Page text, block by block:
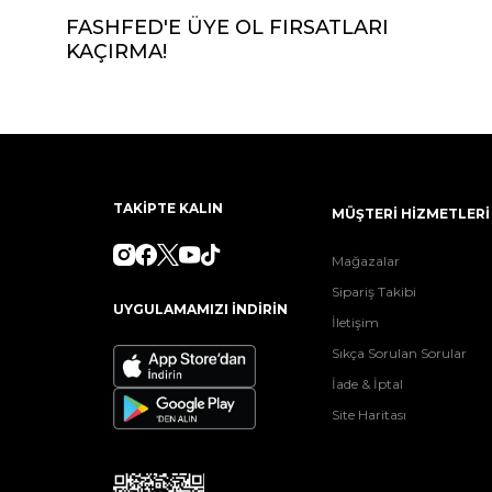
FASHFED'E ÜYE OL FIRSATLARI
KAÇIRMA!
TAKİPTE KALIN
UYGULAMAMIZI İNDİRİN
MÜŞTERİ HİZMETLERİ
Mağazalar
Sipariş Takibi
İletişim
Sıkça Sorulan Sorular
İade & İptal
Site Haritası